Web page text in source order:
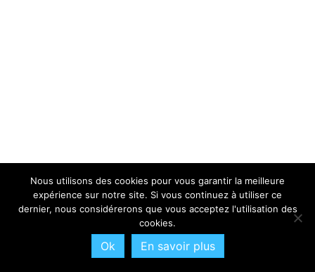
Nous utilisons des cookies pour vous garantir la meilleure
expérience sur notre site. Si vous continuez à utiliser ce
dernier, nous considérerons que vous acceptez l'utilisation des
cookies.
Ok En savoir plus